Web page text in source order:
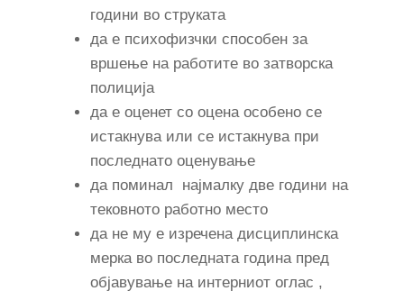
години во струката
да е психофизчки способен за
вршење на работите во затворска
полиција
да е оценет со оцена особено се
истакнува или се истакнува при
последнато оценување
да поминал најмалку две години на
тековното работно место
да не му е изречена дисциплинска
мерка во последната година пред
објавување на интерниот оглас ,